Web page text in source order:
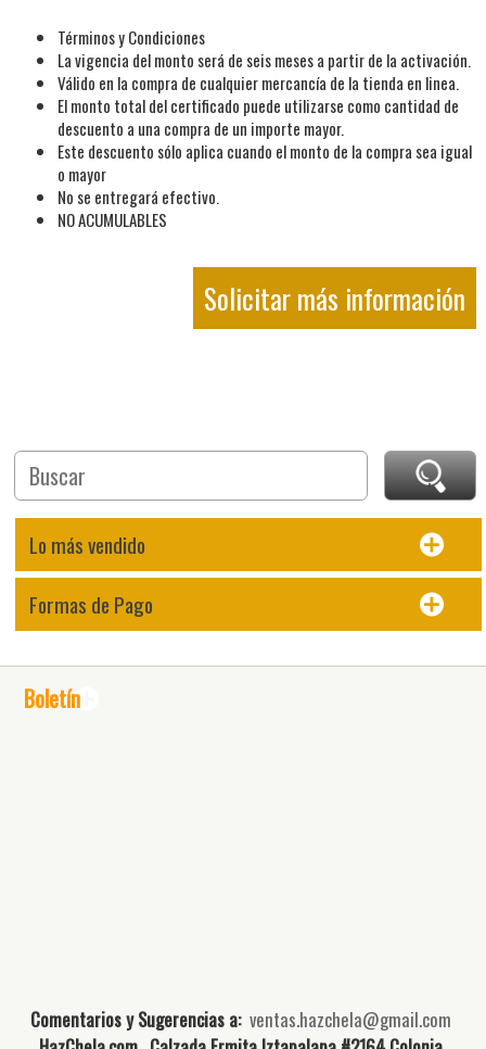
Términos y Condiciones
La vigencia del monto será de seis meses a partir de la activación.
Válido en la compra de cualquier mercancía de la tienda en linea.
El monto total del certificado puede utilizarse como cantidad de
descuento a una compra de un importe mayor.
Este descuento sólo aplica cuando el monto de la compra sea igual
o mayor
No se entregará efectivo.
NO ACUMULABLES
Solicitar más información
Lo más vendido
Formas de Pago
Boletín
Comentarios y Sugerencias a: ventas.hazchela@gmail.com